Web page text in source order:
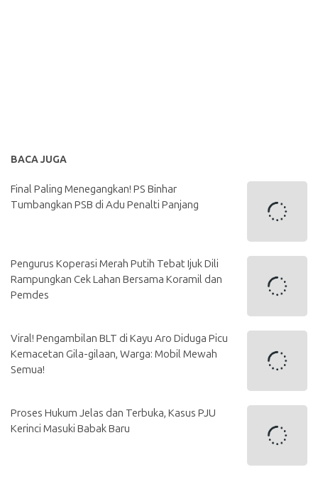
BACA JUGA
Final Paling Menegangkan! PS Binhar
Tumbangkan PSB di Adu Penalti Panjang
Pengurus Koperasi Merah Putih Tebat Ijuk Dili
Rampungkan Cek Lahan Bersama Koramil dan
Pemdes
Viral! Pengambilan BLT di Kayu Aro Diduga Picu
Kemacetan Gila-gilaan, Warga: Mobil Mewah
Semua!
Proses Hukum Jelas dan Terbuka, Kasus PJU
Kerinci Masuki Babak Baru